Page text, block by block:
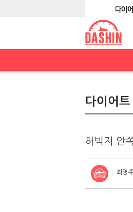
다이어트
허벅지 안
최영